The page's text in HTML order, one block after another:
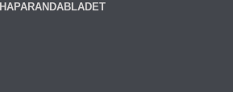
HAPARANDABLADET